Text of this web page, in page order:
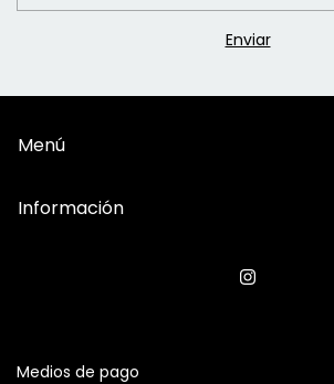
Menú
Información
Medios de pago